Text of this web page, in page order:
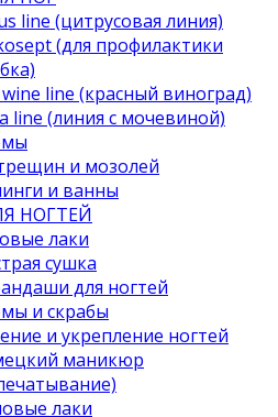
line (цитрусовая линия)
(для профилактики
line (красный виноград)
line (линия с мочевиной)
и мозолей
и ванны
НОГТЕЙ
лаки
сушка
для ногтей
и скрабы
и укрепление ногтей
маникюр
лаки